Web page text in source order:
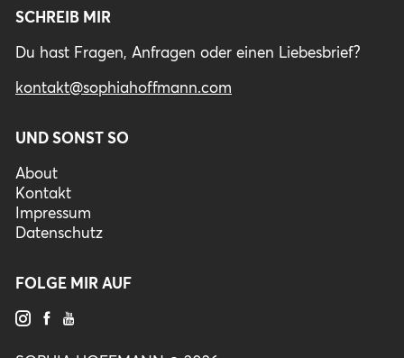
SCHREIB MIR
Du hast Fragen, Anfragen oder einen Liebesbrief?
kontakt@sophiahoffmann.com
UND SONST SO
About
Kontakt
Impressum
Datenschutz
FOLGE MIR AUF